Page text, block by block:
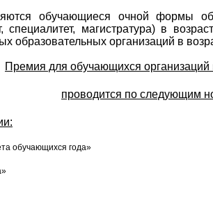
обучающиеся очной формы
специалитет, магистратура) в
образовательных организаций в
Премия для обучающихся
проводится по следующим
обучающихся года»